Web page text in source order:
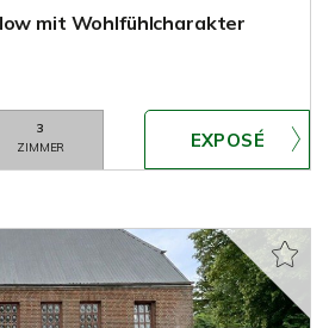
mit Wohlfühlcharakter
3
ZIMMER